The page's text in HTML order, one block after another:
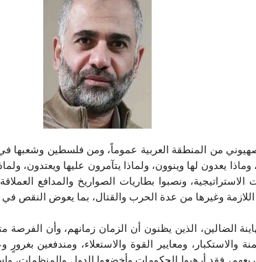
الصهيوني من المنطقة العربية عموماً، ومن فلسطين
يعدون لها وينوون، ولماذا يتآمرون عليها ويعتدون،
ونصبوا بطاريات الصواريخ والمدافع
اللازمة وغيرها من عدة الحرب والقتال، بما يعوض
الضالين، الذين يظنون أن الزمان زمانهم، وأن
والاستكبار، ومعايير القوة والاستعلاء، ومندفعين